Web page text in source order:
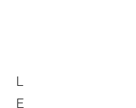
L
E